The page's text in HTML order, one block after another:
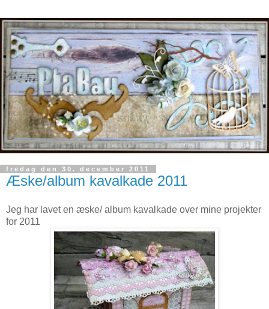
fredag den 30. december 2011
Æske/album kavalkade 2011
Jeg har lavet en æske/ album kavalkade over mine projekter
for 2011